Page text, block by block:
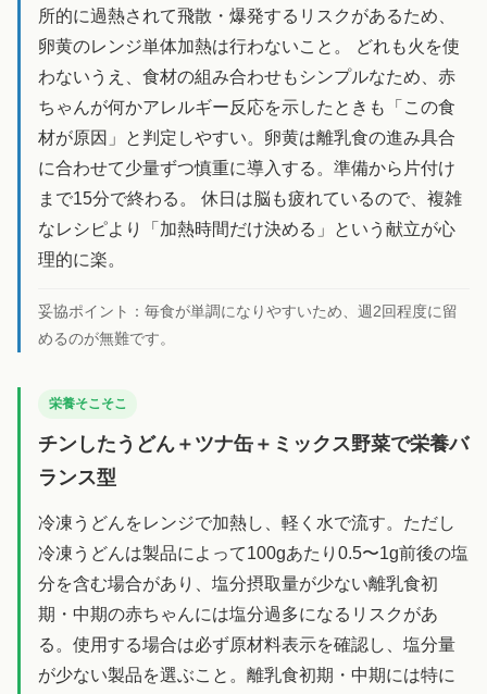
所的に過熱されて飛散・爆発するリスクがあるため、
卵黄のレンジ単体加熱は行わないこと。 どれも火を使
わないうえ、食材の組み合わせもシンプルなため、赤
ちゃんが何かアレルギー反応を示したときも「この食
材が原因」と判定しやすい。卵黄は離乳食の進み具合
に合わせて少量ずつ慎重に導入する。準備から片付け
まで15分で終わる。 休日は脳も疲れているので、複雑
なレシピより「加熱時間だけ決める」という献立が心
理的に楽。
妥協ポイント： 毎食が単調になりやすいため、週2回程度に留
めるのが無難です。
栄養そこそこ
チンしたうどん＋ツナ缶＋ミックス野菜で栄養バ
ランス型
冷凍うどんをレンジで加熱し、軽く水で流す。ただし
冷凍うどんは製品によって100gあたり0.5〜1g前後の塩
分を含む場合があり、塩分摂取量が少ない離乳食初
期・中期の赤ちゃんには塩分過多になるリスクがあ
る。使用する場合は必ず原材料表示を確認し、塩分量
が少ない製品を選ぶこと。離乳食初期・中期には特に